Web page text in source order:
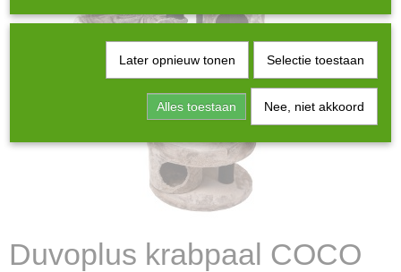
Duvoplus krabpaal COCO
Later opnieuw tonen Selectie toestaan
Alles toestaan Nee, niet akkoord